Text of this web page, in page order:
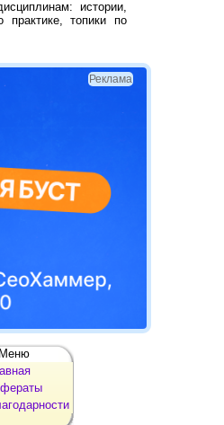
истории,
топики по
Реклама
Меню